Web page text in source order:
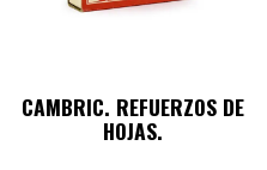
CAMBRIC. REFUERZOS DE
HOJAS.